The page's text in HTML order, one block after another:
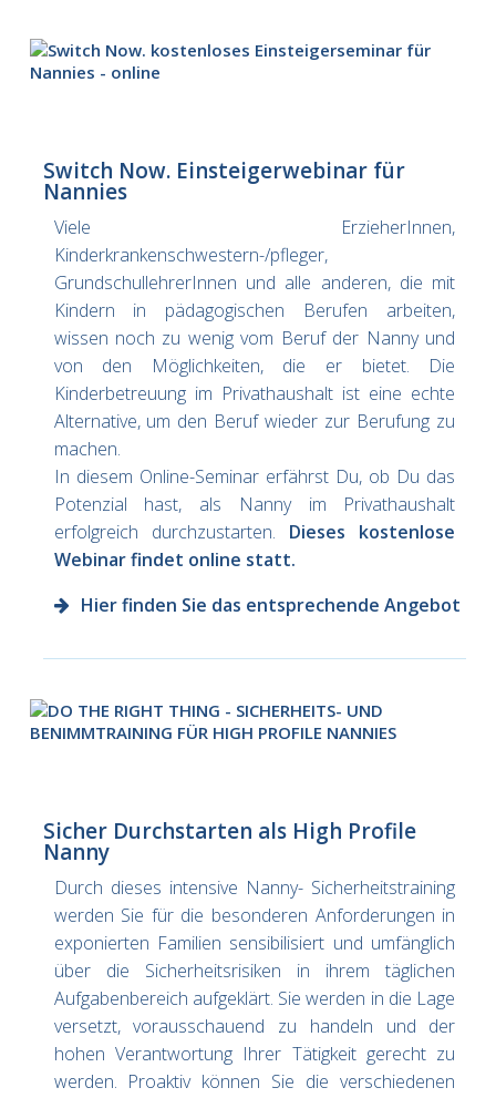
Switch Now. Einsteigerwebinar für
Nannies
Viele ErzieherInnen,
Kinderkrankenschwestern-/pfleger,
GrundschullehrerInnen und alle anderen, die mit
Kindern in pädagogischen Berufen arbeiten,
wissen noch zu wenig vom Beruf der Nanny und
von den Möglichkeiten, die er bietet. Die
Kinderbetreuung im Privathaushalt ist eine echte
Alternative, um den Beruf wieder zur Berufung zu
machen.
In diesem Online-Seminar erfährst Du, ob Du das
Potenzial hast, als Nanny im Privathaushalt
erfolgreich durchzustarten. Dieses kostenlose
Webinar findet online statt.
Hier finden Sie das entsprechende Angebot
Sicher Durchstarten als High Profile
Nanny
Durch dieses intensive Nanny- Sicherheitstraining
werden Sie für die besonderen Anforderungen in
exponierten Familien sensibilisiert und umfänglich
über die Sicherheitsrisiken in ihrem täglichen
Aufgabenbereich aufgeklärt. Sie werden in die Lage
versetzt, vorausschauend zu handeln und der
hohen Verantwortung Ihrer Tätigkeit gerecht zu
werden. Proaktiv können Sie die verschiedenen